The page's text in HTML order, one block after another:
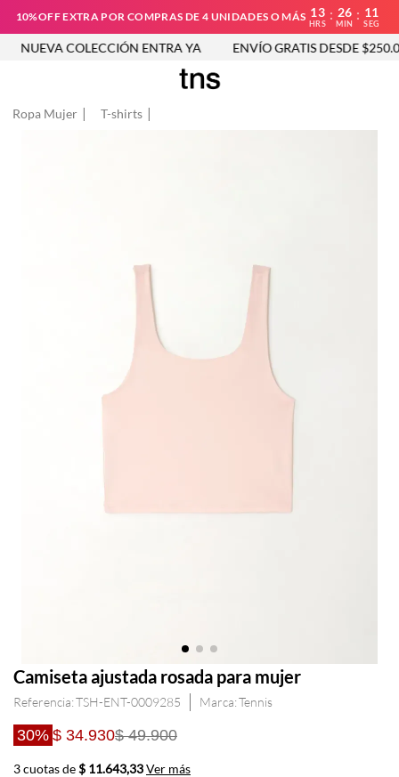
10%OFF EXTRA POR COMPRAS DE 4 UNIDADES O MÁS 13
HRS
: 26
MIN
: 11
SEG
NUEVA COLECCIÓN ENTRA YA ENVÍO GRATIS DESDE $250.000
Ropa Mujer T-shirts
Camiseta ajustada rosada para mujer
Referencia:TSH-ENT-0009285 Tennis
30% $ 34.930$ 49.900
3 cuotas de$ 11.643,33Ver más